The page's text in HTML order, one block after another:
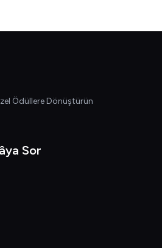
Ödüllere Dönüştürün
Sor